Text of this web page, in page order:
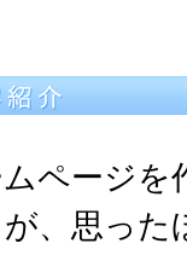
ページを
が、思った